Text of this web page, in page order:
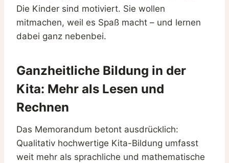
Die Kinder sind motiviert. Sie wollen
mitmachen, weil es Spaß macht – und lernen
dabei ganz nebenbei.
Ganzheitliche Bildung in der
Kita: Mehr als Lesen und
Rechnen
Das Memorandum betont ausdrücklich:
Qualitativ hochwertige Kita-Bildung umfasst
weit mehr als sprachliche und mathematische